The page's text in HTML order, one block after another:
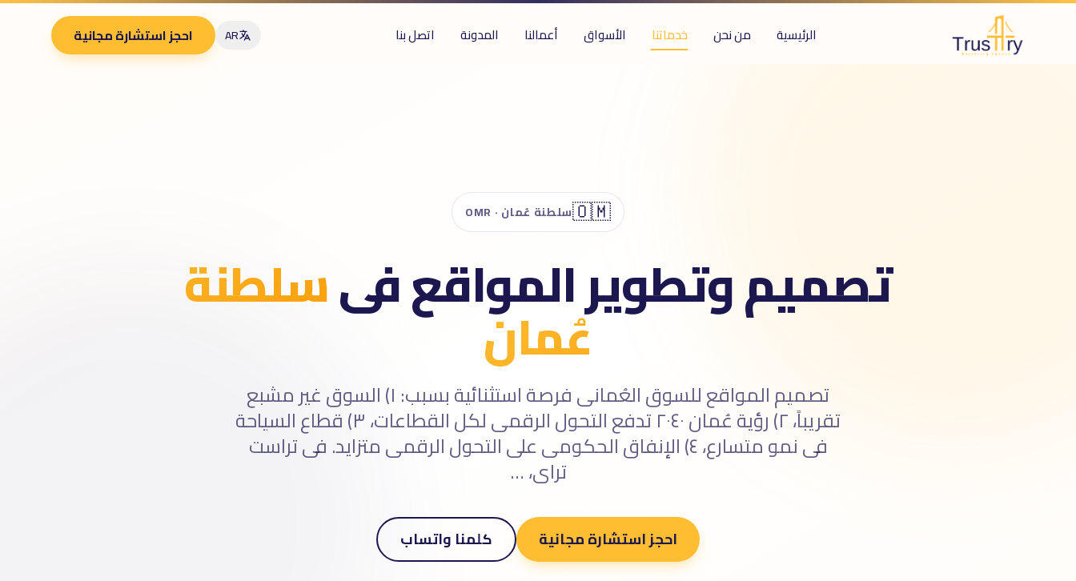
الرئيسية من نحن خدماتنا الأسواق أعمالنا المدونة اتصل بنا AR
احجز استشارة مجانية
🇴🇲سلطنة عُمان · OMR
تصميم وتطوير المواقع فىسلطنة
عُمان
تصميم المواقع للسوق العُمانى فرصة استثنائية بسبب: ١) السوق غير مشبع
تقريباً، ٢) رؤية عُمان ٢٠٤٠ تدفع التحول الرقمى لكل القطاعات، ٣) قطاع السياحة
فى نمو متسارع، ٤) الإنفاق الحكومى على التحول الرقمى متزايد. فى تراست
تراى، …
احجز استشارة مجانية كلمنا واتساب